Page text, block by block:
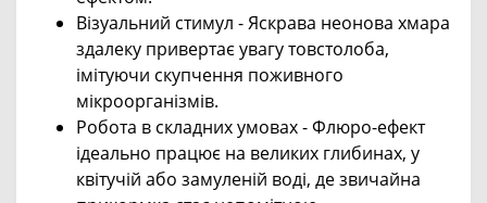
Візуальний стимул - Яскрава неонова хмара
здалеку привертає увагу товстолоба,
імітуючи скупчення поживного
мікроорганізмів.
Робота в складних умовах - Флюро-ефект
ідеально працює на великих глибинах, у
квітучій або замуленій воді, де звичайна